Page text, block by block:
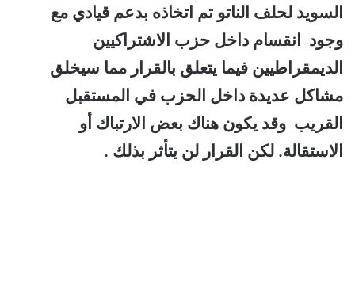
السويد لحلف الناتو تم اتخاذه بدعم قيادي مع
وجود انقسام داخل حزب الاشتراكيين
الديمقراطيين فيما يتعلق بالقرار مما سيخلق
مشاكل عديدة داخل الحزب في المستقبل
القريب وقد يكون هناك بعض الارتباك أو
الاستقالة. لكن القرار لن يتأثر بذلك .